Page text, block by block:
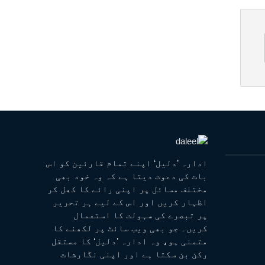
ادارہ ’دلیل‘ اپنے تمام قارئین کو اس
بات کی دعوت دیتا ہے کہ وہ خود بھی
مختلف مسائل پر اپنی رائے کا کھل کر
اظہار کریں اور اس کے لیے ہر تحریر
پر تبصرے کی سہولت کا استعمال
کریں۔ جو بھی ویب سائٹ پر لکھنے کا
متمنی ہو، وہ ادارہ ’دلیل‘ کا مستقل
رکن بن سکتا ہے اور اپنی نگارشات